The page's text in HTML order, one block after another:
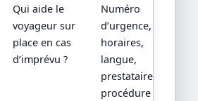
Qui aide le
voyageur sur
place en cas
d’imprévu ?
Numéro
d’urgence,
horaires,
langue,
prestataire local,
procédure